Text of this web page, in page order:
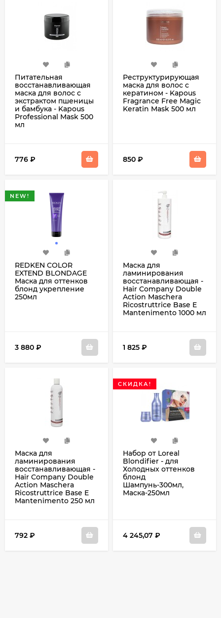
Питательная
восстанавливающая
маска для волос с
экстрактом пшеницы
и бамбука - Kapous
Professional Mask 500
мл
776 ₽
Реструктурирующая
маска для волос с
кератином - Kapous
Fragrance Free Magic
Keratin Mask 500 мл
850 ₽
NEW!
REDKEN COLOR
EXTEND BLONDAGE
Маска для оттенков
блонд укрепление
250мл
3 880 ₽
Маска для
ламинирования
восстанавливающая -
Hair Company Double
Action Maschera
Ricostruttrice Base E
Mantenimento 1000 мл
1 825 ₽
Маска для
ламинирования
восстанавливающая -
Hair Company Double
Action Maschera
Ricostruttrice Base E
Mantenimento 250 мл
792 ₽
СКИДКА!
Набор от Loreal
Blondifier - для
Холодных оттенков
блонд
Шампунь-300мл,
Маска-250мл
4 245,07 ₽